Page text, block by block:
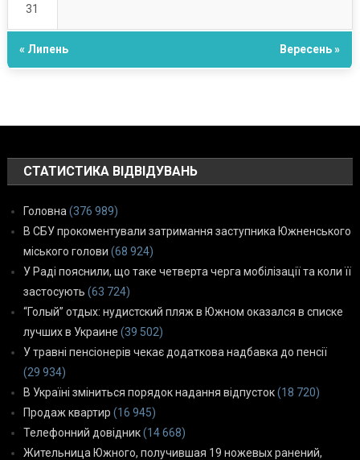
31
« Липень Вересень »
СТАТИСТИКА ВІДВІДУВАНЬ
Головна (376 989)
В СБУ прокоментували затримання заступника Южненського
міського голови (68 924)
У Раді пояснили, що таке четверта черга мобілізації та коли її
застосують (63 724)
“Голый” отдых: нудистский пляж в Южном оказался в списке
лучших в Украине (39 502)
У травні пенсіонерів чекає додаткова надбавка до пенсії
(29 934)
В Україні зміниться порядок надання відпусток(18 720)
Продаж квартир (16 945)
Телефонний довідник(14 668)
Жительница Южного, получившая 19 ножевых ранений,